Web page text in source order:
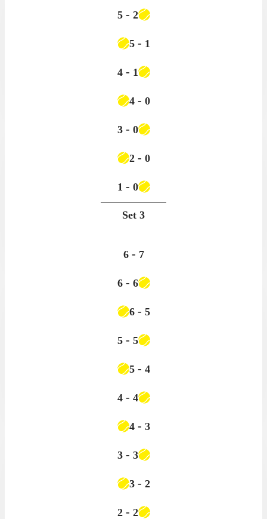
5 - 2
5 - 1
4 - 1
4 - 0
3 - 0
2 - 0
1 - 0
Set 3
6 - 7
6 - 6
6 - 5
5 - 5
5 - 4
4 - 4
4 - 3
3 - 3
3 - 2
2 - 2